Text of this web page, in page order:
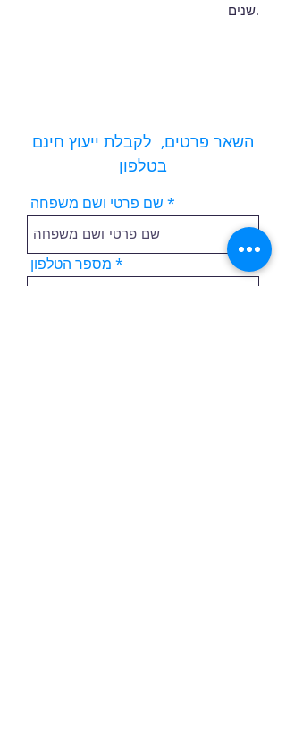
שנים.
השאר פרטים, לקבלת ייעוץ חינם
בטלפון
שם פרטי ושם משפחה
מספר הטלפון